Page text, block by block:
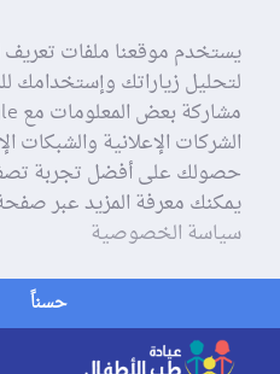
يستخدم موقعنا ملفات تعريف
لتحليل زياراتك وإستخدامك
الشركات الإعلانية والشبكات
حصولك على أفضل تجربة
يمكنك معرفة المزيد عبر
سياسة الخصوصية
حسناً